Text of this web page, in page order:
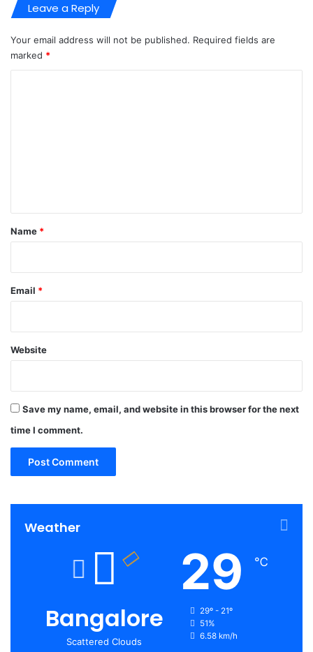
Leave a Reply
Your email address will not be published. Required fields are
marked *
*
Name *
Email *
Website
Save my name, email, and website in this browser for the next
time I comment.
Weather
Bangalore
Scattered Clouds
29 ℃
29º - 21º
51%
6.58 km/h